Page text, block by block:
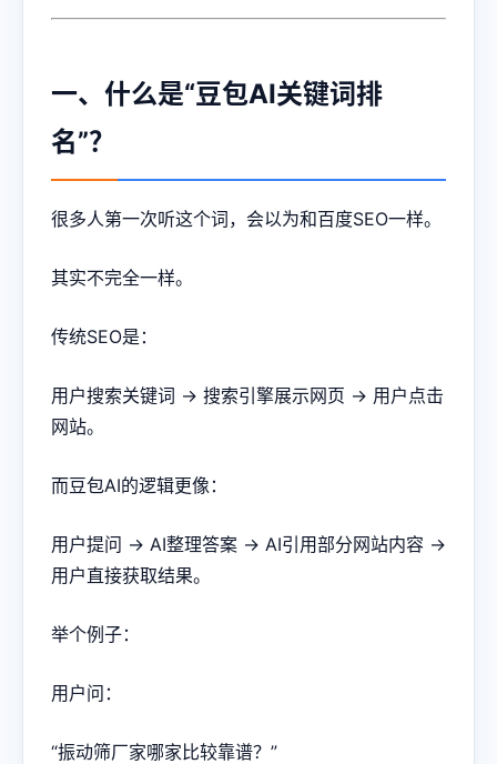
一、什么是“豆包AI关键词排
名”？
很多人第一次听这个词，会以为和百度SEO一样。
其实不完全一样。
传统SEO是：
用户搜索关键词 → 搜索引擎展示网页 → 用户点击
网站。
而豆包AI的逻辑更像：
用户提问 → AI整理答案 → AI引用部分网站内容 →
用户直接获取结果。
举个例子：
用户问：
“振动筛厂家哪家比较靠谱？”